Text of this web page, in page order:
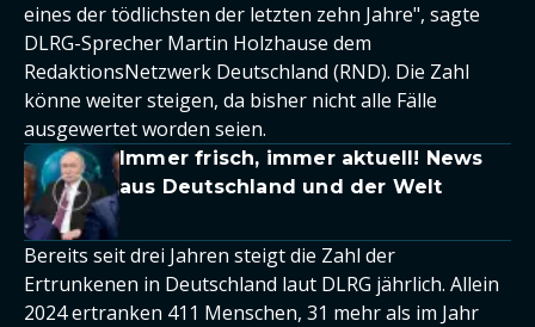
eines der tödlichsten der letzten zehn Jahre", sagte
DLRG-Sprecher Martin Holzhause dem
RedaktionsNetzwerk Deutschland (RND). Die Zahl
könne weiter steigen, da bisher nicht alle Fälle
ausgewertet worden seien.
Immer frisch, immer aktuell! News
aus Deutschland und der Welt
Bereits seit drei Jahren steigt die Zahl der
Ertrunkenen in Deutschland laut DLRG jährlich. Allein
2024 ertranken 411 Menschen, 31 mehr als im Jahr